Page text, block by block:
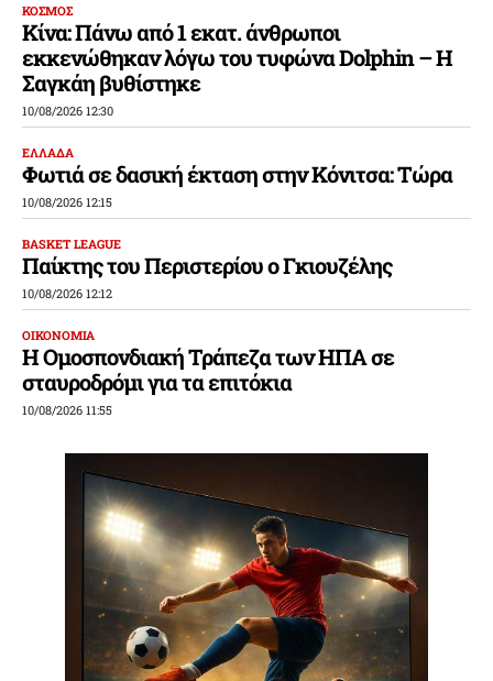
ΚΟΣΜΟΣ
Κίνα: Πάνω από 1 εκατ. άνθρωποι
εκκενώθηκαν λόγω του τυφώνα Dolphin – Η
Σαγκάη βυθίστηκε
10/08/2026 12:30
ΕΛΛΑΔΑ
Φωτιά σε δασική έκταση στην Κόνιτσα: Τώρα
10/08/2026 12:15
BASKET LEAGUE
Παίκτης του Περιστερίου ο Γκιουζέλης
10/08/2026 12:12
ΟΙΚΟΝΟΜΙΑ
Η Ομοσπονδιακή Τράπεζα των ΗΠΑ σε
σταυροδρόμι για τα επιτόκια
10/08/2026 11:55